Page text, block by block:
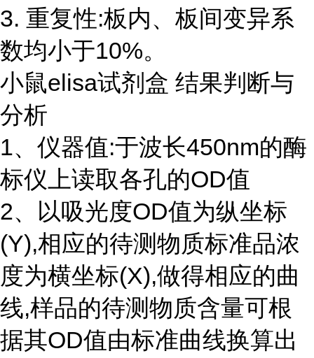
3. 重复性:板内、板间变异系
数均小于10%。
小鼠elisa试剂盒 结果判断与
分析
1、仪器值:于波长450nm的酶
标仪上读取各孔的OD值
2、以吸光度OD值为纵坐标
(Y),相应的待测物质标准品浓
度为横坐标(X),做得相应的曲
线,样品的待测物质含量可根
据其OD值由标准曲线换算出